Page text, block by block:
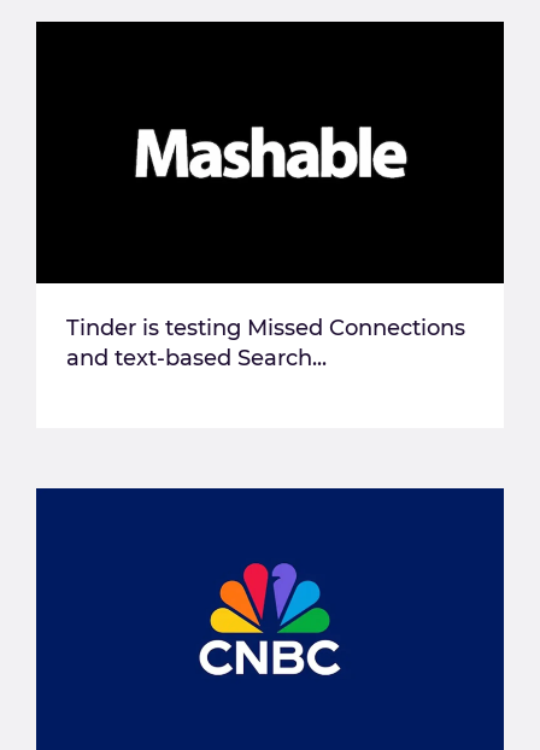
Tinder is testing Missed Connections
and text-based Search...